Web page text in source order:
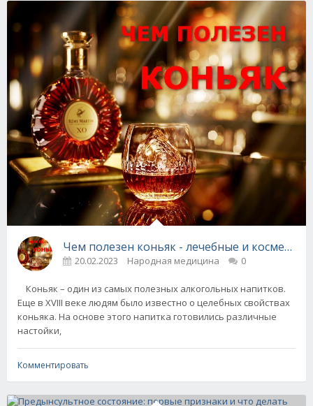
Чем полезен коньяк - лечебные и
20.02.2023 Народная медицина 0
Коньяк – один из самых полезных алкогольных напитков.
Еще в XVIII веке людям было известно о целебных свойствах
коньяка. На основе этого напитка готовились различные
настойки,
Комментировать